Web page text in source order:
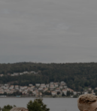
JA